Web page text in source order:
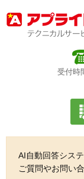
受付時
AI自動回答シス
ご質問やお問い